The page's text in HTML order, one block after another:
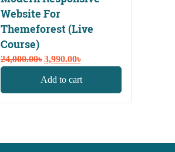
Website For
Themeforest (Live
Course)
24,000.00৳ Original
3,990.00৳Current
Add to cart